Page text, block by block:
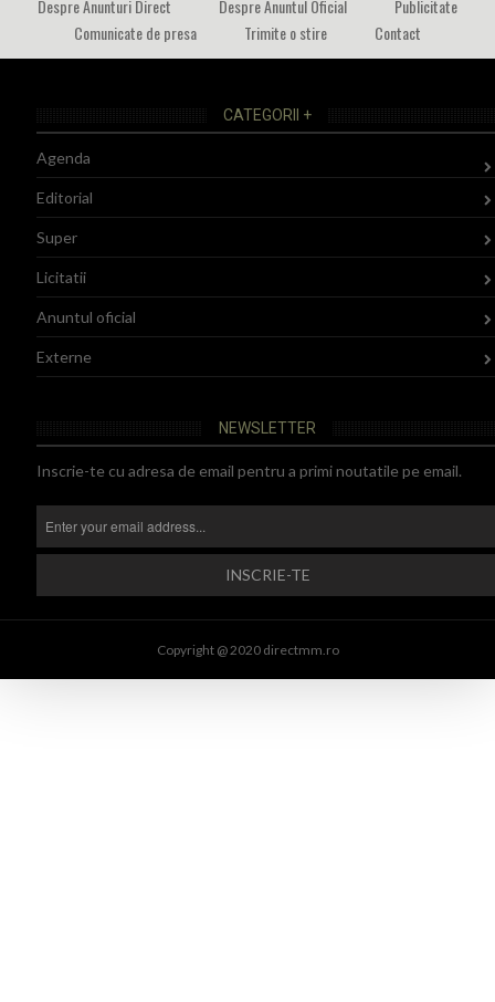
Despre Anunturi Direct
Despre Anuntul Oficial
Publicitate
Comunicate de presa
Trimite o stire Contact
CATEGORII +
Agenda
Editorial
Super
Licitatii
Anuntul oficial
Externe
NEWSLETTER
Inscrie-te cu adresa de email pentru a primi noutatile pe email.
Copyright @ 2020 directmm.ro